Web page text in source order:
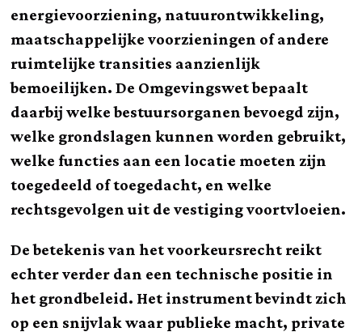
energievoorziening, natuurontwikkeling,
maatschappelijke voorzieningen of andere
ruimtelijke transities aanzienlijk
bemoeilijken. De Omgevingswet bepaalt
daarbij welke bestuursorganen bevoegd zijn,
welke grondslagen kunnen worden gebruikt,
welke functies aan een locatie moeten zijn
toegedeeld of toegedacht, en welke
rechtsgevolgen uit de vestiging voortvloeien.
De betekenis van het voorkeursrecht reikt
echter verder dan een technische positie in
het grondbeleid. Het instrument bevindt zich
op een snijvlak waar publieke macht, private